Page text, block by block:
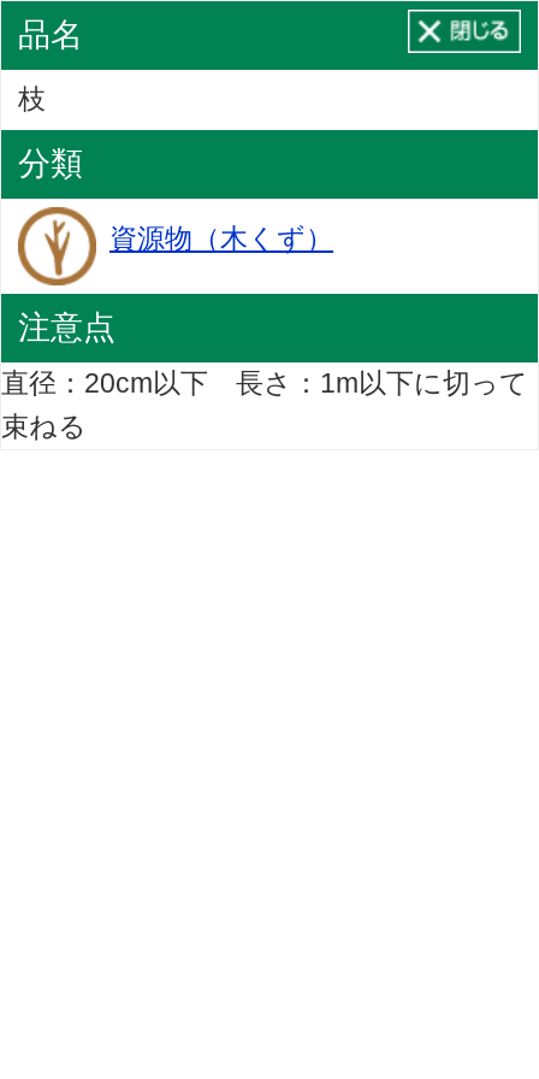
品名
枝
分類
資源物（木くず）
注意点
直径：20cm以下 長さ：1m以下に切って
束ねる